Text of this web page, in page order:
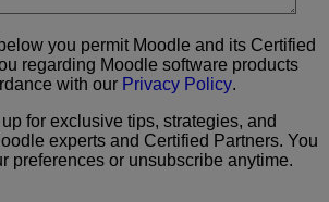
you permit Moodle and its Certified
regarding Moodle software products
with our Privacy Policy.
for exclusive tips, strategies, and
experts and Certified Partners. You
preferences or unsubscribe anytime.